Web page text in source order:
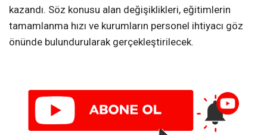
kazandı. Söz konusu alan değişiklikleri, eğitimlerin
tamamlanma hızı ve kurumların personel ihtiyacı göz
önünde bulundurularak gerçekleştirilecek.